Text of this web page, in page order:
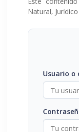
Natural,
Usuario o